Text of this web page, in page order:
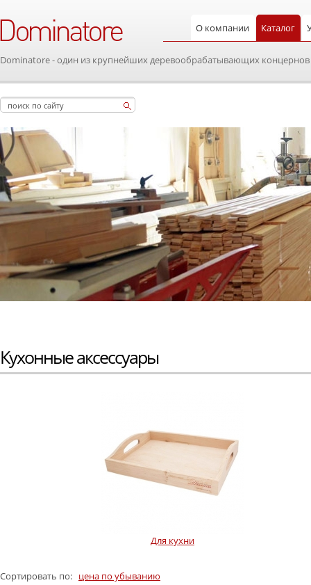
О компании Каталог
Dominatore - один из крупнейших деревообрабатывающих
Кухонные аксессуары
Для кухни
Сортировать по: цена по убыванию